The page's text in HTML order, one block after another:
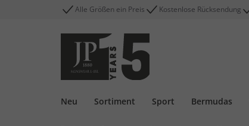
Alle Größen ein Preis Kostenlose Rücksendung
Neu Sortiment Sport Bermudas